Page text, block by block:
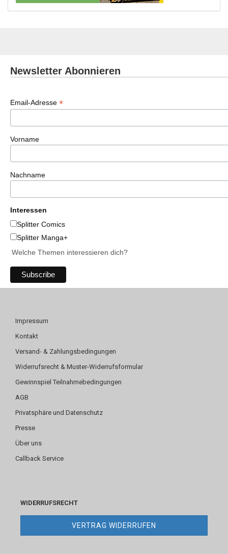
Newsletter Abonnieren
Email-Adresse *
Vorname
Nachname
Interessen
Splitter Comics
Splitter Manga+
Welche Themen interessieren dich?
Impressum
Kontakt
Versand- & Zahlungsbedingungen
Widerrufsrecht & Muster-Widerrufsformular
Gewinnspiel Teilnahmebedingungen
AGB
Privatsphäre und Datenschutz
Presse
Über uns
Callback Service
WIDERRUFSRECHT
VERTRAG WIDERRUFEN